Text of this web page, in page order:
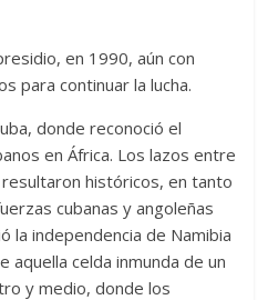
en 1990, aún con
para continuar la lucha.
donde reconoció el
en África. Los lazos entre
históricos, en tanto
cubanas y angoleñas
la independencia de Namibia
aquella celda inmunda de un
y medio, donde los